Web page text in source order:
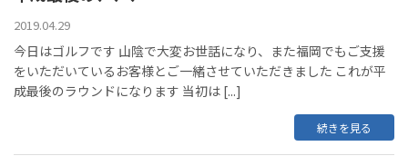
2019.04.29
今日はゴルフです 山陰で大変お世話になり、また福岡でもご支援
をいただいているお客様とご一緒させていただきました これが平
成最後のラウンドになります 当初は [...]
続きを見る